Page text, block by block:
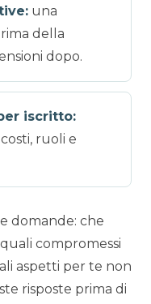
una
della
dopo.
iscritto:
ruoli e
domande: che
compromessi
aspetti per te non
risposte prima di